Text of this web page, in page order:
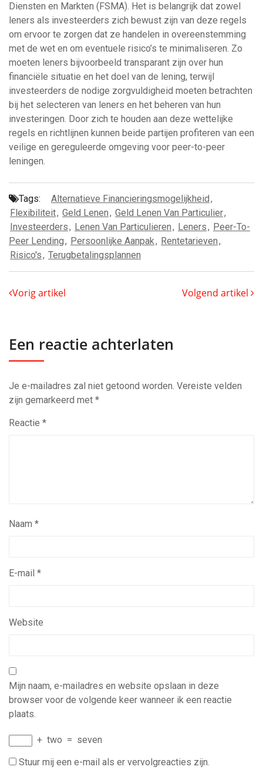
Diensten en Markten (FSMA). Het is belangrijk dat zowel
leners als investeerders zich bewust zijn van deze regels
om ervoor te zorgen dat ze handelen in overeenstemming
met de wet en om eventuele risico’s te minimaliseren. Zo
moeten leners bijvoorbeeld transparant zijn over hun
financiële situatie en het doel van de lening, terwijl
investeerders de nodige zorgvuldigheid moeten betrachten
bij het selecteren van leners en het beheren van hun
investeringen. Door zich te houden aan deze wettelijke
regels en richtlijnen kunnen beide partijen profiteren van een
veilige en gereguleerde omgeving voor peer-to-peer
leningen.
Tags: Alternatieve Financieringsmogelijkheid,
Flexibiliteit, Geld Lenen, Geld Lenen Van Particulier,
Investeerders, Lenen Van Particulieren, Leners, Peer-To-
Peer Lending, Persoonlijke Aanpak, Rentetarieven,
Risico's, Terugbetalingsplannen
Vorig artikel Volgend artikel
Een reactie achterlaten
Je e-mailadres zal niet getoond worden. Vereiste velden
zijn gemarkeerd met *
Reactie *
Naam *
E-mail *
Website
Mijn naam, e-mailadres en website opslaan in deze
browser voor de volgende keer wanneer ik een reactie
plaats.
+ two = seven
Stuur mij een e-mail als er vervolgreacties zijn.